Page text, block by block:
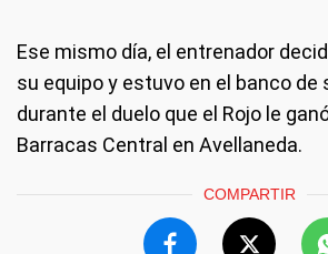
Ese mismo día, el entrenador
su equipo y estuvo en el banco de
durante el duelo que el Rojo le
Barracas Central en Avellaneda.
COMPARTIR